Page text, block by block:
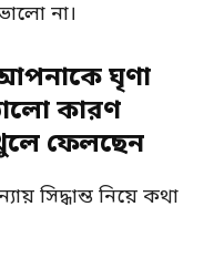
না।
ঘৃণা
কারণ
ফেলছেন
সিদ্ধান্ত নিয়ে কথা